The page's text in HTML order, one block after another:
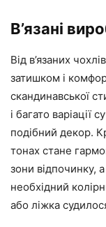
В’язані
Від в’язаних
затишком і
скандинавської
і багато варіації
подібний декор.
тонах стане
зони відпочинку,
необхідний
або ліжка